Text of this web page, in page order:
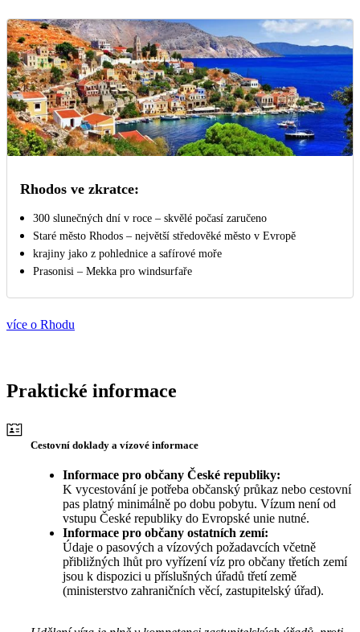
Rhodos ve zkratce:
300 slunečných dní v roce – skvělé počasí zaručeno
Staré město Rhodos – největší středověké město v Evropě
krajiny jako z pohlednice a safírové moře
Prasonisi – Mekka pro windsurfaře
více o Rhodu
Praktické informace
Cestovní doklady a vízové informace
Informace pro občany České republiky:
K vycestování je potřeba občanský průkaz nebo cestovní
pas platný minimálně po dobu pobytu. Vízum není od
vstupu České republiky do Evropské unie nutné.
Informace pro občany ostatních zemí:
Údaje o pasových a vízových požadavcích včetně
přibližných lhůt pro vyřízení víz pro občany třetích zemí
jsou k dispozici u příslušných úřadů třetí země
(ministerstvo zahraničních věcí, zastupitelský úřad).